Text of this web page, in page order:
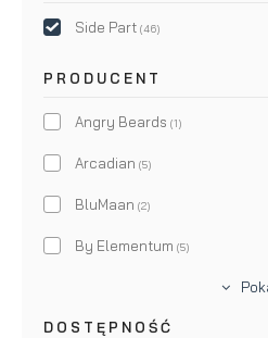
Side Part (46)
PRODUCENT
Angry Beards (1)
Arcadian (5)
BluMaan (2)
By Elementum (5)
Firsthand (3)
DOSTĘPNOŚĆ